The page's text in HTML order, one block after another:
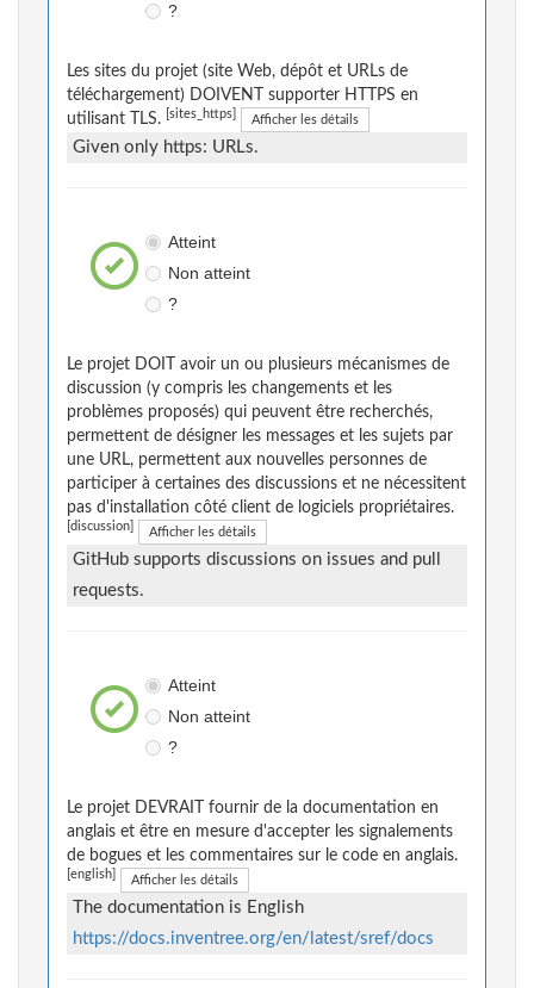
?
Les sites du projet (site Web, dépôt et URLs de
téléchargement) DOIVENT supporter HTTPS en
utilisant TLS.
[sites_https] Afficher les détails
Given only https: URLs.
Atteint
Non atteint
?
Le projet DOIT avoir un ou plusieurs mécanismes de
discussion (y compris les changements et les
problèmes proposés) qui peuvent être recherchés,
permettent de désigner les messages et les sujets par
une URL, permettent aux nouvelles personnes de
participer à certaines des discussions et ne nécessitent
pas d'installation côté client de logiciels propriétaires.
[discussion] Afficher les détails
GitHub supports discussions on issues and pull
requests.
Atteint
Non atteint
?
Le projet DEVRAIT fournir de la documentation en
anglais et être en mesure d'accepter les signalements
de bogues et les commentaires sur le code en anglais.
[english] Afficher les détails
The documentation is English
https://docs.inventree.org/en/latest/sref/docs